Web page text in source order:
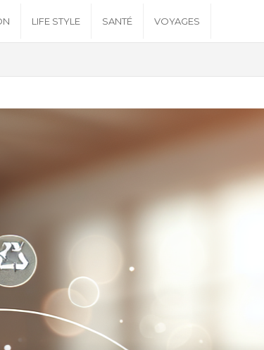
LIFE STYLE SANTÉ VOYAGES